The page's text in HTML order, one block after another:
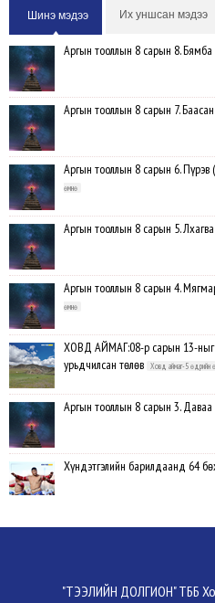
Шинэ мэдээ Их уншсан мэдээ
Аргын тооллын 8 сарын 8.
Аргын тооллын 8 сарын 7.
Аргын тооллын 8 сарын 6. Пүрэв
өмнө
Аргын тооллын 8 сарын 5.
Аргын тооллын 8 сарын 4.
өмнө
ХОВД АЙМАГ:08-р сарын 13-ныг
урьдчилсан төлөв
Ховд аймаг-5 өдрийн
Аргын тооллын 8 сарын 3.
Хүндэтгэлийн барилдаанд 64
Улсын цол, чимэг хүртсэн
Үндэсний сурын харвааны
"ТЭЭЛИЙН ДОЛГИОН" ТББ